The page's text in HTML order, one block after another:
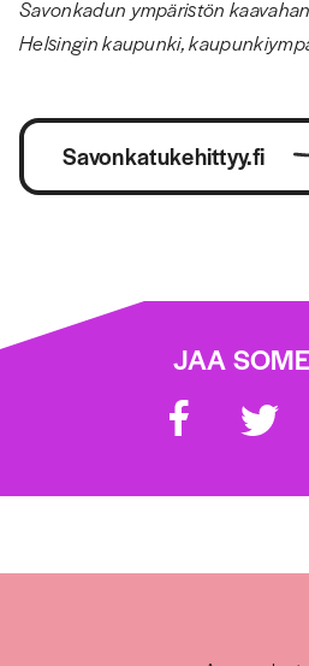
Savonkadun ympäristön
Helsingin kaupunki,
Savonkatukehittyy.fi
JAA
Jaa artikkeli
Jaa